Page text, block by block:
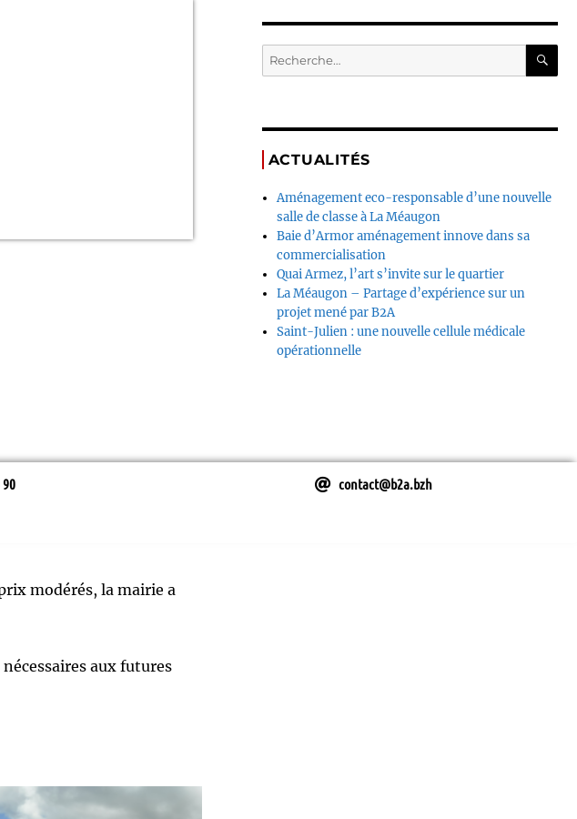
modérés, la mairie a
aux futures
ACTUALITÉS
Aménagement eco-responsable d’une nouvelle
salle de classe à La Méaugon
Baie d’Armor aménagement innove dans sa
commercialisation
Quai Armez, l’art s’invite sur le quartier
La Méaugon – Partage d’expérience sur un
projet mené par B2A
Saint-Julien : une nouvelle cellule médicale
opérationnelle
contact@b2a.bzh